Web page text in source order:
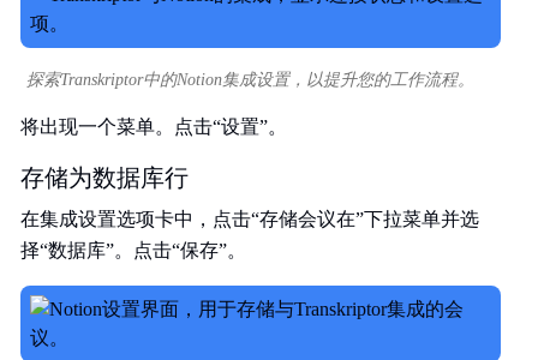
探索Transkriptor中的Notion集成设置，以提升您的工作流程。
将出现一个菜单。点击“设置”。
存储为数据库行
在集成设置选项卡中，点击“存储会议在”下拉菜单并选
择“数据库”。点击“保存”。